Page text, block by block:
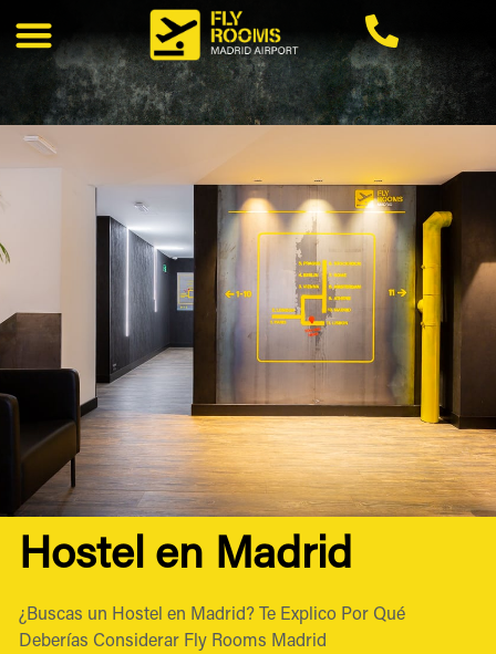
Hostel en Madrid
¿Buscas un Hostel en Madrid? Te Explico Por Qué
Deberías Considerar Fly Rooms Madrid